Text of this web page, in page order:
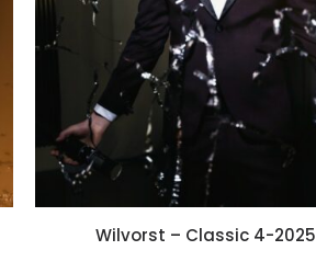
Wilvorst – Classic 4-2025